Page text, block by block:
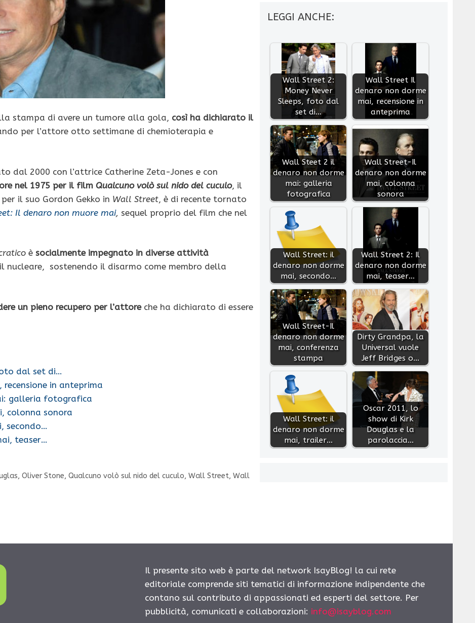
stampa di avere un tumore alla gola, così ha dichiarato il
per l’attore otto settimane di chemioterapia e
dal 2000 con l’attrice Catherine Zeta-Jones e con
nel 1975 per il film Qualcuno volò sul nido del cuculo, il
il suo Gordon Gekko in Wall Street, è di recente tornato
Il denaro non muore mai, sequel proprio del film che nel
è socialmente impegnato in diverse attività
nucleare, sostenendo il disarmo come membro della
un pieno recupero per l’attore che ha dichiarato di essere
dal set di…
in anteprima
galleria fotografica
colonna sonora
secondo…
teaser…
,Oliver Stone,Qualcuno volò sul nido del cuculo,Wall Street,Wall
LEGGI ANCHE:
Wall Street 2:
Money Never
Sleeps, foto dal
set di…
Wall Street Il
denaro non dorme
mai, recensione in
anteprima
Wall Steet 2 il
denaro non dorme
mai: galleria
fotografica
Wall Street-Il
denaro non dorme
mai, colonna
sonora
Wall Street: il
denaro non dorme
mai, secondo…
Wall Street 2: Il
denaro non dorme
mai, teaser…
Wall Street-Il
denaro non dorme
mai, conferenza
stampa
Dirty Grandpa, la
Universal vuole
Jeff Bridges o…
Wall Street: il
denaro non dorme
mai, trailer…
Oscar 2011, lo
show di Kirk
Douglas e la
parolaccia…
Il presente sito web è parte del network IsayBlog! la cui rete
editoriale comprende siti tematici di informazione indipendente che
contano sul contributo di appassionati ed esperti del settore. Per
pubblicità, comunicati e collaborazioni: info@isayblog.com